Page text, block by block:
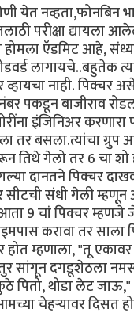
येत नव्हता,फोनबिन
परीक्षा द्यायला
ऍडमिट आहे,
लागायचे..बहुतेक
नाही.
पकडून बाजीराव
इंजिनिअर करणारा
बसला.त्यांचा ग्रुप
तिथे गेलो तर 6 चा
दानतने पिक्चर
सीटची संधी गेली
आता 9 चां पिक्चर
करावा तर
होत म्हणाला, "तू
सांगून दगडूशेठला
थोडा लेट
चेहर्‍यावर दिसत